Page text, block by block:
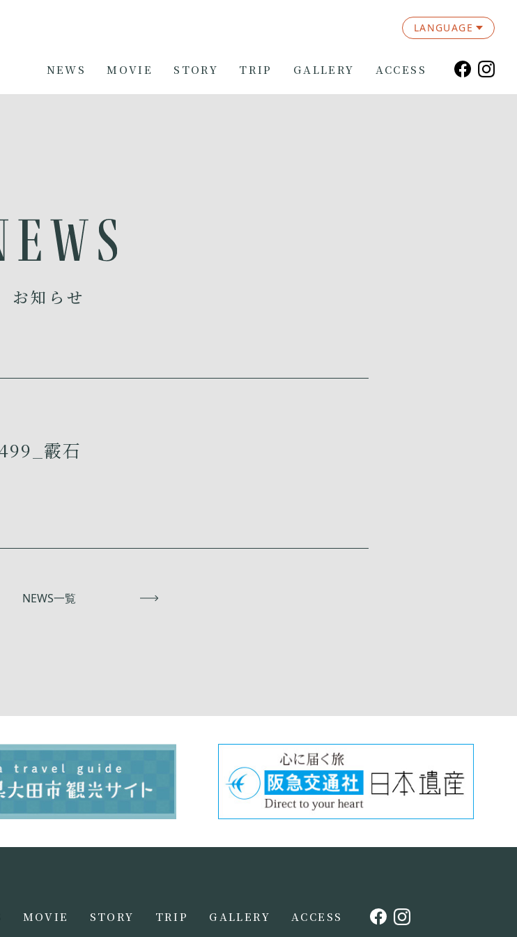
NEWS MOVIE STORY TRIP GALLERY ACCESS
LANGUAGE
お知らせ
霰石
NEWS一覧
MOVIE STORY TRIP GALLERY ACCESS